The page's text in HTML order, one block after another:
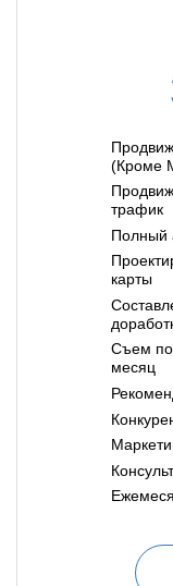
(Кроме
трафик
Полный
карты
Съем
месяц